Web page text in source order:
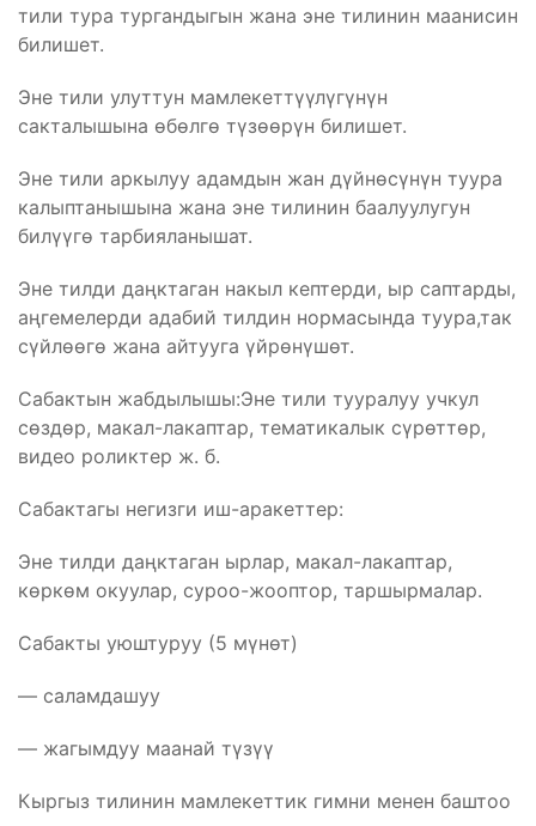
тили тура тургандыгын жана эне тилинин маанисин
билишет.
Эне тили улуттун мамлекеттүүлүгүнүн
сакталышына өбөлгө түзөөрүн билишет.
Эне тили аркылуу адамдын жан дүйнөсүнүн туура
калыптанышына жана эне тилинин баалуулугун
билүүгө тарбияланышат.
Эне тилди даңктаган накыл кептерди, ыр саптарды,
аңгемелерди адабий тилдин нормасында туура,так
сүйлөөгө жана айтууга үйрөнүшөт.
Сабактын жабдылышы:Эне тили тууралуу учкул
сөздөр, макал-лакаптар, тематикалык сүрөттөр,
видео роликтер ж. б.
Сабактагы негизги иш-аракеттер:
Эне тилди даңктаган ырлар, макал-лакаптар,
көркөм окуулар, суроо-жооптор, таршырмалар.
Сабакты уюштуруу (5 мүнөт)
— саламдашуу
— жагымдуу маанай түзүү
Кыргыз тилинин мамлекеттик гимни менен баштоо